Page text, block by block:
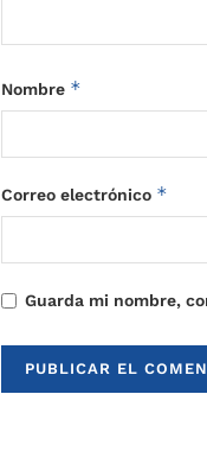
Nombre *
Correo electrónico *
Guarda mi nombre,